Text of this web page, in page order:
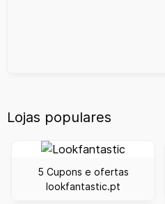
Lojas populares
5 Cupons e ofertas
lookfantastic.pt